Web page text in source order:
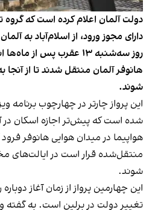
دولت آلمان اعلام کرده است که گروه
دارای مجوز ورود، از اسلام‌آباد به
روز سه‌شنبه ۱۳ عقرب پس از
هانوفر آلمان منتقل شدند تا از
شوند.
این پرواز چارتر در چهارچوب برنامه
شده است که پیش‌تر اجازه اسکان در
هواپیما در میدان هوایی هانوفر
منتقل‌شده قرار است در ایالت‌های
شوند.
این چهارمین پرواز از زمان آغاز
تغییر دولت در برلین است. به گفته